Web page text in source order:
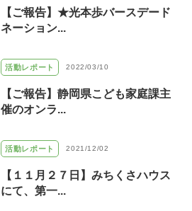
【ご報告】★光本歩バースデード
ネーション...
活動レポート 2022/03/10
【ご報告】静岡県こども家庭課主
催のオンラ...
活動レポート 2021/12/02
【１１月２７日】みちくさハウス
にて、第一...